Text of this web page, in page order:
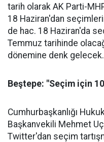
tarih olarak AK Parti-
18 Haziran'dan
de hac. 18 Haziran'da
Temmuz tarihinde
dönemine denk gelecek.
Beştepe: "Seçim için
Cumhurbaşkanlığı
Başkanvekili Mehmet
Twitter'dan seçim